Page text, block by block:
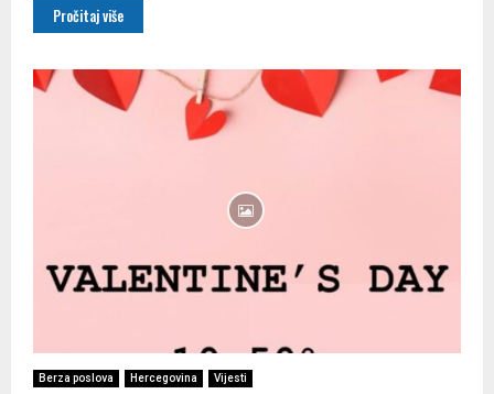
Pročitaj više
Berza poslova Hercegovina Vijesti